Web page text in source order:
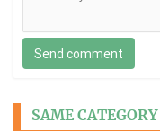
Send comment
SAME CATEGORY